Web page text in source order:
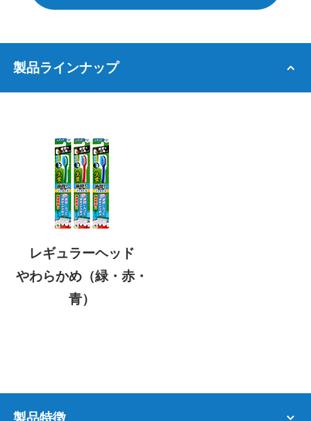
製品ラインナップ
レギュラーヘッド
やわらかめ（緑・赤・
青）